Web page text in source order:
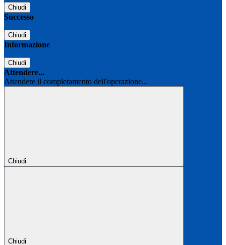
Chiudi
Successo
Chiudi
Informazione
Chiudi
Attendere...
Attendere il completamento dell'operazione...
Chiudi
Chiudi